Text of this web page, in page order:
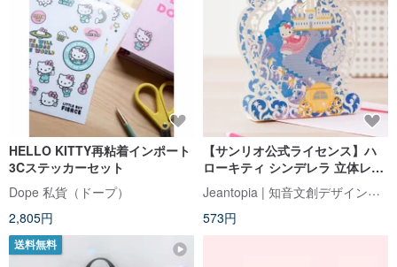
HELLO KITTY再粘着インポート
3Cステッカーセット
Dope 私貨（ドープ）
2,805円
【サンリオ公式ライセンス】ハ
ローキティ シンデレラ 立体レー
ザーカットカード | 9797989 Jeantopia | 知音文創デザインショップ
573円
送料無料